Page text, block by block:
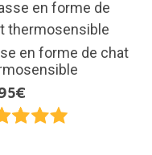
en forme de chat